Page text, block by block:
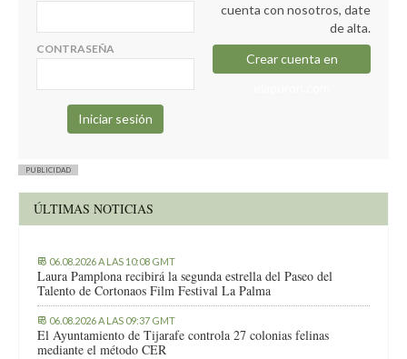
CONTRASEÑA
cuenta con nosotros, date
de alta.
Crear cuenta en
PUBLICIDAD
ÚLTIMAS NOTICIAS
06.08.2026 A LAS 10:08 GMT
Laura Pamplona recibirá la segunda estrella del Paseo del
Talento de Cortonaos Film Festival La Palma
06.08.2026 A LAS 09:37 GMT
El Ayuntamiento de Tijarafe controla 27 colonias felinas
mediante el método CER